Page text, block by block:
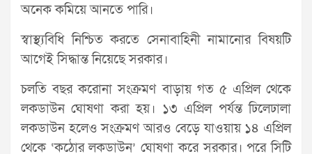
অনেক কমিয়ে আনতে পারি।
স্বাস্থ্যবিধি নিশ্চিত করতে সেনাবাহিনী নামানোর বিষয়টি
আগেই সিদ্ধান্ত নিয়েছে সরকার।
চলতি বছর করোনা সংক্রমণ বাড়ায় গত ৫ এপ্রিল থেকে
লকডাউন ঘোষণা করা হয়। ১৩ এপ্রিল পর্যন্ত ঢিলেঢালা
লকডাউন হলেও সংক্রমণ আরও বেড়ে যাওয়ায় ১৪ এপ্রিল
থেকে ‘কঠোর লকডাউন’ ঘোষণা করে সরকার। পরে সিটি